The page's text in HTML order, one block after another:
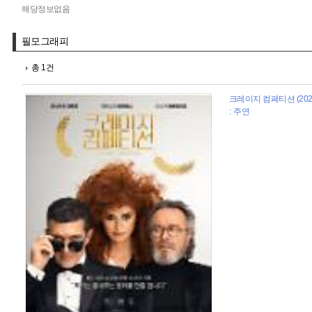
해당정보없음
필모그래피
총 1건
크레이지 컴페티션
: 주연